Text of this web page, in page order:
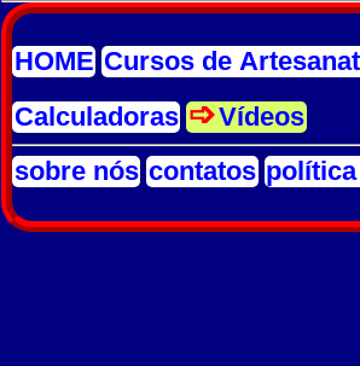
HOME Cursos de
Calculadoras
Vídeos
sobre nós contatos